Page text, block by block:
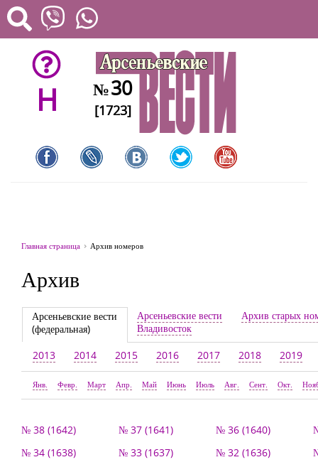
H №30
[1723]
Главная страница Архив номеров
Архив
Арсеньевские вести
(федеральная)
Арсеньевские вести
Владивосток
Архив старых
2013 2014 2015 2016 2017 2018 2019
Янв. Февр. Март Апр. Май Июнь Июль Авг. Сент. Окт.
№ 38 (1642) № 37 (1641) № 36 (1640)
№ 34 (1638)
№ 33 (1637) № 32 (1636)